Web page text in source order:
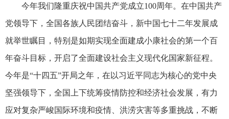
今年我们隆重庆祝中国共产党成立100周年。在中国共产
党领导下，全国各族人民团结奋斗，新中国七十二年发展成
就举世瞩目，特别是如期实现全面建成小康社会的第一个百
年奋斗目标，开启了全面建设社会主义现代化国家新征程。
今年是“十四五”开局之年，在以习近平同志为核心的党中央
坚强领导下，全国上下统筹疫情防控和经济社会发展，有力
应对复杂严峻国际环境和疫情、洪涝灾害等多重挑战，不断